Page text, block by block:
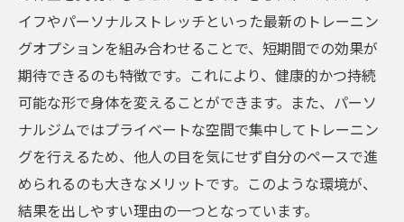
個々のニーズに応じたトレーニングメニュ
ーの作成
目標達成までの進捗管理とフィードバック
パーソナルトレーナーによるメンタルサポ
ート
ダイエットのモチベーションを維持するコ
ツ
ハイパーナイフとパーソナルストレッチで効率
イフやパーソナルストレッチといった最新のトレーニン
グオプションを組み合わせることで、短期間での効果が
期待できるのも特徴です。これにより、健康的かつ持続
可能な形で身体を変えることができます。また、パーソ
ナルジムではプライベートな空間で集中してトレーニン
グを行えるため、他人の目を気にせず自分のペースで進
められるのも大きなメリットです。このような環境が、
結果を出しやすい理由の一つとなっています。